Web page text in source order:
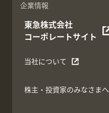
企業情報
東急株式会社
コーポレートサイト
当社について
株主・投資家のみなさまへ